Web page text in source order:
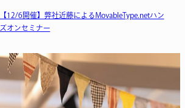
【12/6開催】弊社近藤によるMovableType.netハン
ズオンセミナー